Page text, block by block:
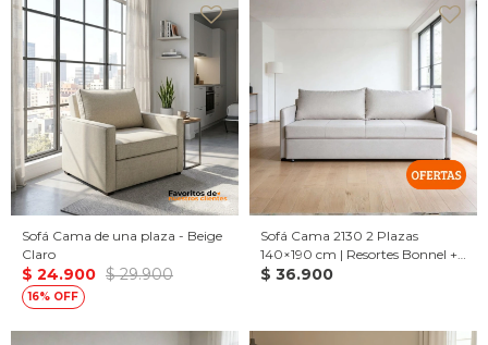
Sofá Cama de una plaza - Beige
Claro
$ 24.900 $ 29.900
16
Sofá Cama 2130 2 Plazas
140×190 cm | Resortes Bonnel +
Espuma D28
$ 36.900